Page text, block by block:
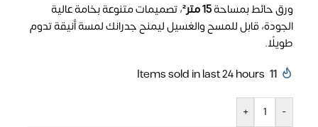
ورق حائط بمساحة15 متر²
، تصميمات متنوعة بخامة عالية
الجودة، قابل للمسح والغسيل ليمنح جدرانك لمسة أنيقة تدوم
طويلًا.
11
Items sold in last 24 hours
-
+